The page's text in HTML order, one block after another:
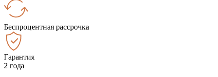
Беспроцентная рассрочка
Гарантия
2 года